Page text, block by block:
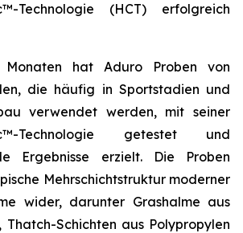
Technologie (HCT) erfolgreich
hat Aduro Proben von
die häufig in Sportstadien und
verwendet werden, mit seiner
Technologie getestet und
Ergebnisse erzielt. Die Proben
Mehrschichtstruktur moderner
wider, darunter Grashalme aus
Thatch-Schichten aus Polypropylen